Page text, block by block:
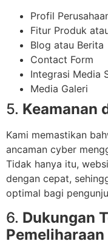
Profil
Fitur Produk
Blog atau Berita
Contact Form
Integrasi Media
Media Galeri
5. Keamanan
Kami memastikan
ancaman cyber
Tidak hanya itu,
dengan cepat,
optimal bagi
6. Dukungan
Pemeliharaan